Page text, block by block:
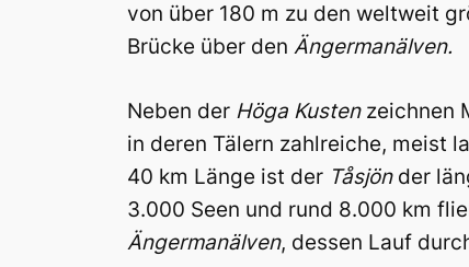
von über 180 m zu den weltweit
Brücke über den Ängermanälven.
Neben der Höga Kustenzeichnen
in deren Tälern zahlreiche, meist
40 km Länge ist der Tåsjönder
3.000 Seen und rund 8.000 km
Ängermanälven, dessen Lauf